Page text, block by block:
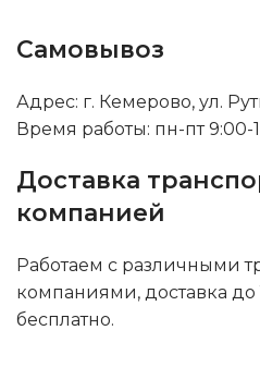
Самовывоз
Адрес: г. Кемерово, ул.
Время работы: пн-пт 9:00-
Доставка
компанией
Работаем с различными
компаниями, доставка до
бесплатно.